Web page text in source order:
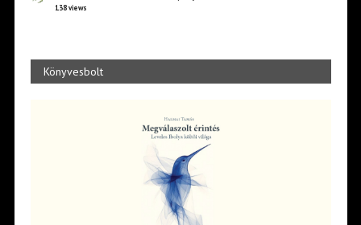
138 views
Könyvesbolt